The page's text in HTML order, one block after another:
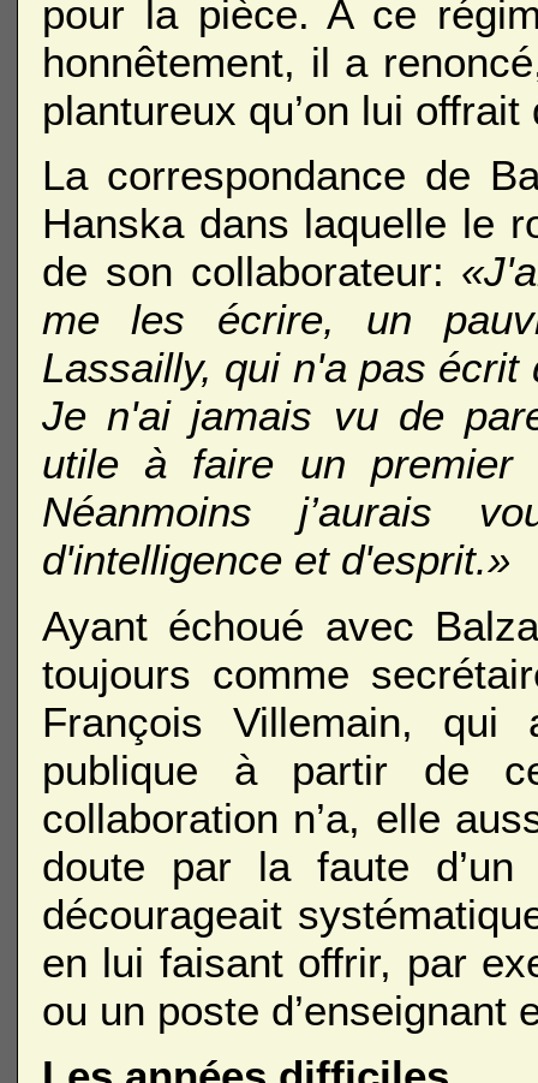
pour la pièce. A ce
honnêtement, il a
plantureux qu’on lui
La correspondance de
Hanska dans laquelle le
de son collaborateur:
me les écrire, un
Lassailly, qui n'a pas
Je n'ai jamais vu de
utile à faire un premier
Néanmoins j’aurais
d'intelligence et d'esprit.»
Ayant échoué avec
toujours comme
François Villemain, qui
publique à partir de
collaboration n’a, elle
doute par la faute
décourageait
en lui faisant offrir, par
ou un poste d’enseignant